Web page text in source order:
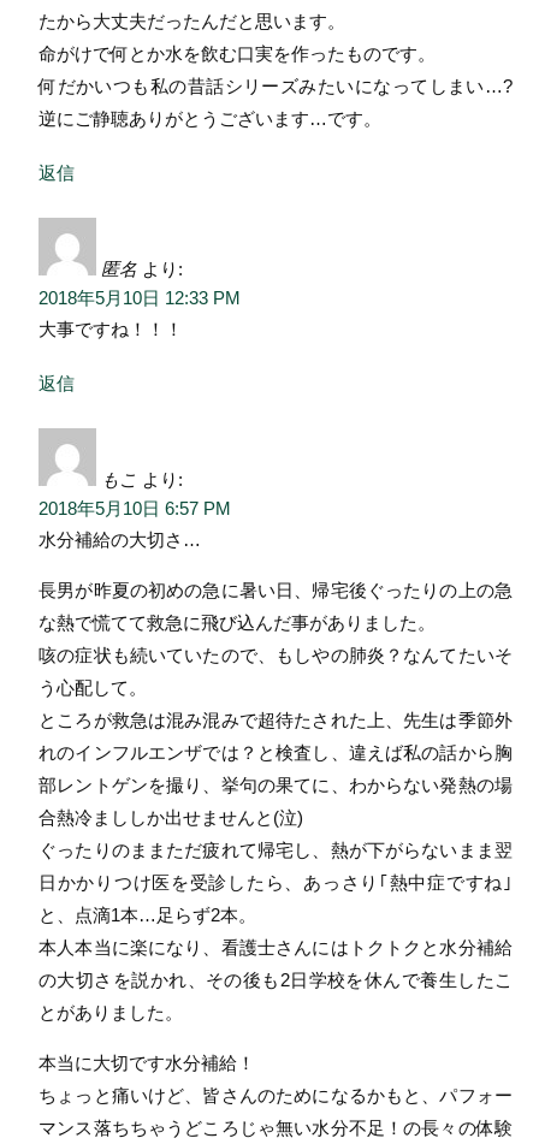
たから大丈夫だったんだと思います。
命がけで何とか水を飲む口実を作ったものです。
何だかいつも私の昔話シリーズみたいになってしまい…?
逆にご静聴ありがとうございます…です。
返信
匿名 より:
2018年5月10日 12:33 PM
大事ですね！！！
返信
もこ より:
2018年5月10日 6:57 PM
水分補給の大切さ…
長男が昨夏の初めの急に暑い日、帰宅後ぐったりの上の急
な熱で慌てて救急に飛び込んだ事がありました。
咳の症状も続いていたので、もしやの肺炎？なんてたいそ
う心配して。
ところが救急は混み混みで超待たされた上、先生は季節外
れのインフルエンザでは？と検査し、違えば私の話から胸
部レントゲンを撮り、挙句の果てに、わからない発熱の場
合熱冷まししか出せませんと(泣)
ぐったりのままただ疲れて帰宅し、熱が下がらないまま翌
日かかりつけ医を受診したら、あっさり｢熱中症ですね｣
と、点滴1本…足らず2本。
本人本当に楽になり、看護士さんにはトクトクと水分補給
の大切さを説かれ、その後も2日学校を休んで養生したこ
とがありました。
本当に大切です水分補給！
ちょっと痛いけど、皆さんのためになるかもと、パフォー
マンス落ちちゃうどころじゃ無い水分不足！の長々の体験